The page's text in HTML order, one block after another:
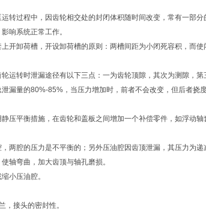
转过程中，因齿轮相交处的封闭体积随时间改变，常有一部
响系统正常工作。
开卸荷槽，开设卸荷槽的原则：两槽间距为小闭死容积，而
运转时泄漏途径有以下三点：一为齿轮顶隙，其次为测隙，第
漏量的80%-85%，当压力增加时，前者不会改变，但后者
压平衡措施，在齿轮和盖板之间增加一个补偿零件，如浮动轴
两腔的压力是不平衡的；另外压油腔因齿顶泄漏，其压力为
轴弯曲，加大齿顶与轴孔磨损。
小压油腔。
，接头的密封性。